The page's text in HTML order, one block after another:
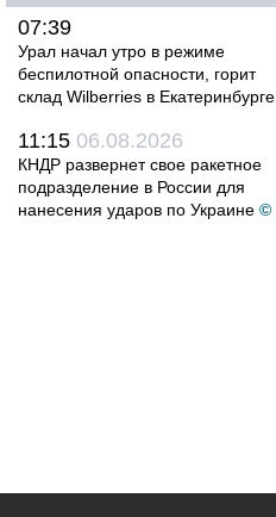
07:39
Урал начал утро в режиме
беспилотной опасности, горит
склад Wilberries в Екатеринбурге
11:15 06.08.2026
КНДР развернет свое ракетное
подразделение в России для
нанесения ударов по Украине ©